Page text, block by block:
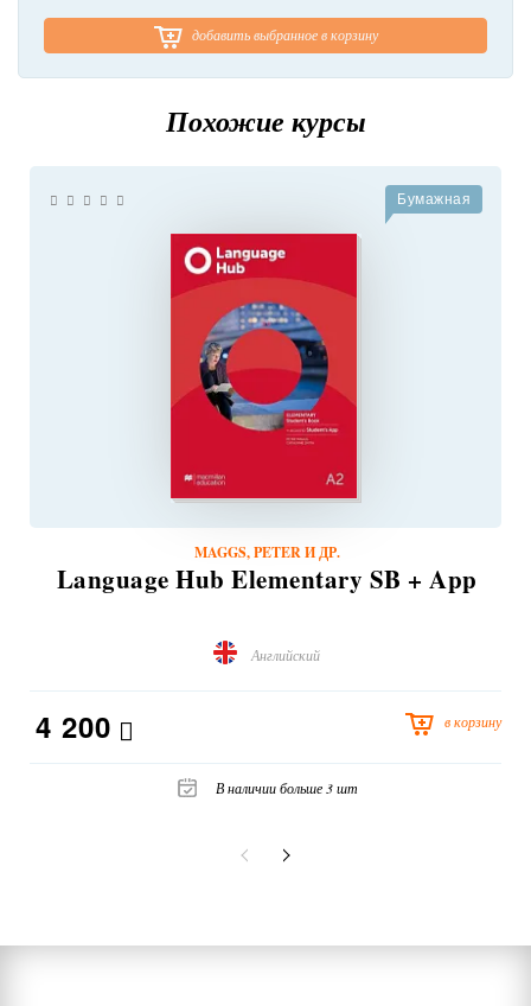
добавить выбранное в корзину
Похожие курсы
Бумажная
MAGGS, PETER И ДР.
Language Hub Elementary SB + App
Английский
4 200 в корзину
В наличии больше 3 шт